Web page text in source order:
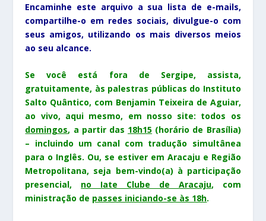
Encaminhe este arquivo a sua lista de e-mails,
compartilhe-o em redes sociais, divulgue-o com
seus amigos, utilizando os mais diversos meios
ao seu alcance.
Se você está fora de Sergipe, assista,
gratuitamente, às palestras públicas do Instituto
Salto Quântico, com Benjamin Teixeira de Aguiar,
ao vivo, aqui mesmo, em nosso site: todos os
domingos, a partir das 18h15 (horário de Brasília)
– incluindo um canal com tradução simultânea
para o Inglês. Ou, se estiver em Aracaju e Região
Metropolitana, seja bem-vindo(a) à participação
presencial, no Iate Clube de Aracaju, com
ministração de passes iniciando-se às 18h.